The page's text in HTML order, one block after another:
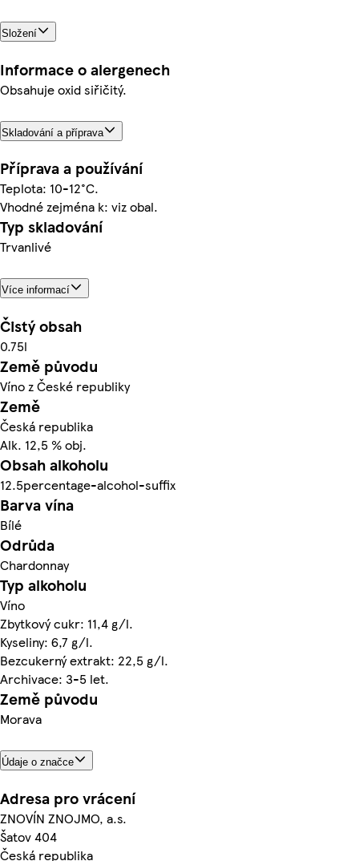
Složení
Informace o alergenech
Obsahuje oxid siřičitý.
Skladování a příprava
Příprava a používání
Teplota: 10-12°C.
Vhodné zejména k: viz obal.
Typ skladování
Trvanlivé
Více informací
Čistý obsah
0.75l
Země původu
Víno z České republiky
Země
Česká republika
Alk. 12,5 % obj.
Obsah alkoholu
12.5percentage-alcohol-suffix
Barva vína
Bílé
Odrůda
Chardonnay
Typ alkoholu
Víno
Zbytkový cukr: 11,4 g/l.
Kyseliny: 6,7 g/l.
Bezcukerný extrakt: 22,5 g/l.
Archivace: 3-5 let.
Země původu
Morava
Údaje o značce
Adresa pro vrácení
ZNOVÍN ZNOJMO, a.s.
Šatov 404
Česká republika